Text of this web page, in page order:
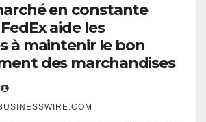
en constante
aide les
à maintenir le bon
des marchandises